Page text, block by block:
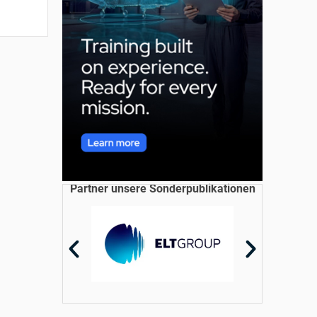
Partner unsere Sonderpublikationen